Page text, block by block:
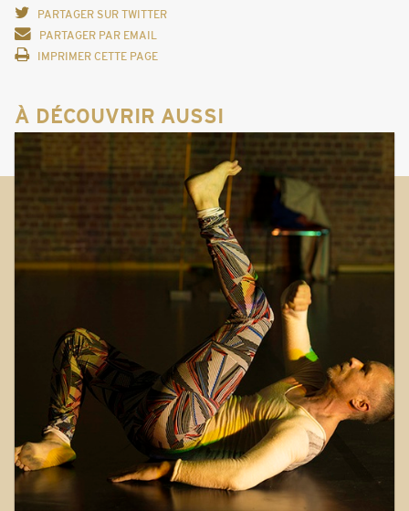
PARTAGER SUR TWITTER
PARTAGER PAR EMAIL
IMPRIMER CETTE PAGE
À DÉCOUVRIR AUSSI